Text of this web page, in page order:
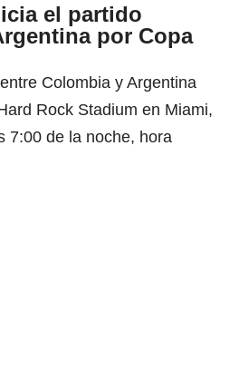
el partido
por Copa
Colombia y Argentina
Rock Stadium en Miami,
7:00 de la noche, hora